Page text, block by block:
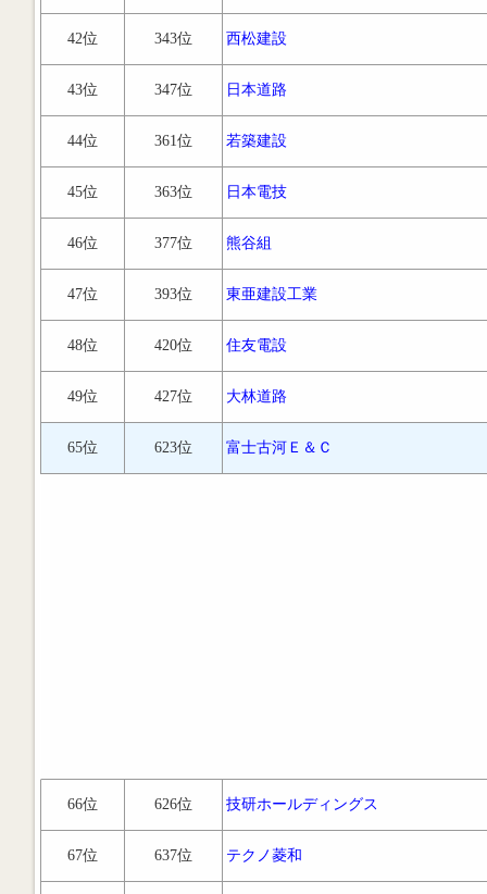
42位 343位 西松建設
43位 347位 日本道路
44位 361位 若築建設
45位 363位 日本電技
46位 377位 熊谷組
47位 393位 東亜建設工業
48位 420位 住友電設
49位 427位 大林道路
65位 623位 富士古河Ｅ＆Ｃ
66位 626位 技研ホールディングス
67位 637位 テクノ菱和